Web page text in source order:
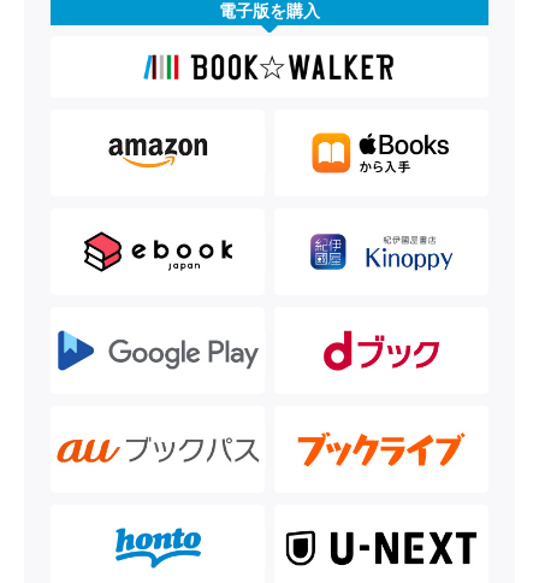
電子版を購入